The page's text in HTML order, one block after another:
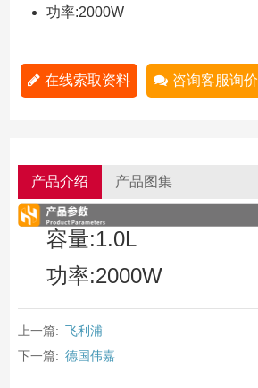
功率:2000W
在线索取资料 咨询客服询价
产品介绍 产品图集
容量:1.0L
功率:2000W
上一篇: 飞利浦
下一篇: 德国伟嘉